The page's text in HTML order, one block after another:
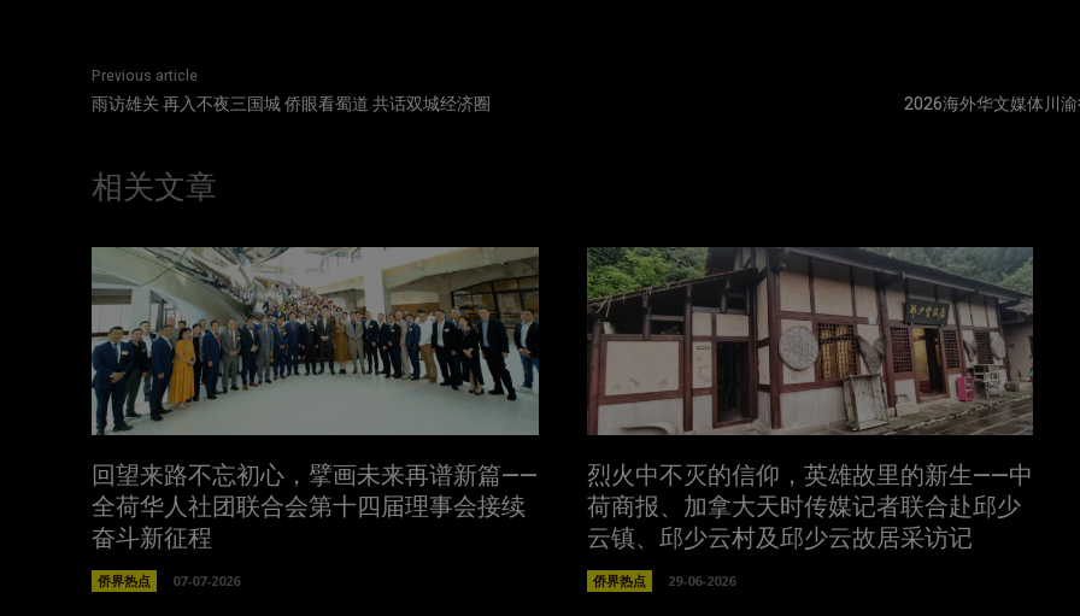
Previous article
雨访雄关 再入不夜三国城 侨眼看蜀道 共话双城经济圈 2026海外华文媒体川
相关文章
回望来路不忘初心，擘画未来再谱新篇——
全荷华人社团联合会第十四届理事会接续
奋斗新征程
侨界热点 07-07-2026
烈火中不灭的信仰，英雄故里的新生——中
荷商报、加拿大天时传媒记者联合赴邱少
云镇、邱少云村及邱少云故居采访记
侨界热点 29-06-2026